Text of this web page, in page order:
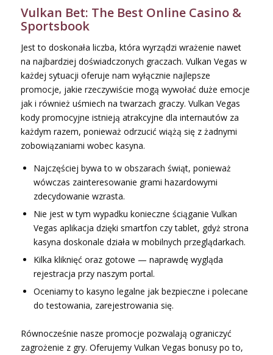
Vulkan Bet: The Best Online Casino &
Sportsbook
Jest to doskonała liczba, która wyrządzi wrażenie nawet
na najbardziej doświadczonych graczach. Vulkan Vegas w
każdej sytuacji oferuje nam wyłącznie najlepsze
promocje, jakie rzeczywiście mogą wywołać duże emocje
jak i również uśmiech na twarzach graczy. Vulkan Vegas
kody promocyjne istnieją atrakcyjne dla internautów za
każdym razem, ponieważ odrzucić wiążą się z żadnymi
zobowiązaniami wobec kasyna.
Najczęściej bywa to w obszarach świąt, ponieważ
wówczas zainteresowanie grami hazardowymi
zdecydowanie wzrasta.
Nie jest w tym wypadku konieczne ściąganie Vulkan
Vegas aplikacja dzięki smartfon czy tablet, gdyż strona
kasyna doskonale działa w mobilnych przeglądarkach.
Kilka kliknięć oraz gotowe — naprawdę wygląda
rejestracja przy naszym portal.
Oceniamy to kasyno legalne jak bezpieczne i polecane
do testowania, zarejestrowania się.
Równocześnie nasze promocje pozwalają ograniczyć
zagrożenie z gry. Oferujemy Vulkan Vegas bonusy po to,